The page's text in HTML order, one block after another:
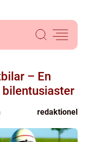
– En
redaktionel